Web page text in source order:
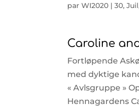
parWI2020 |30,
Caroline
Fortløpende
med dyktige
« Avlsgruppe »
Hennagardens